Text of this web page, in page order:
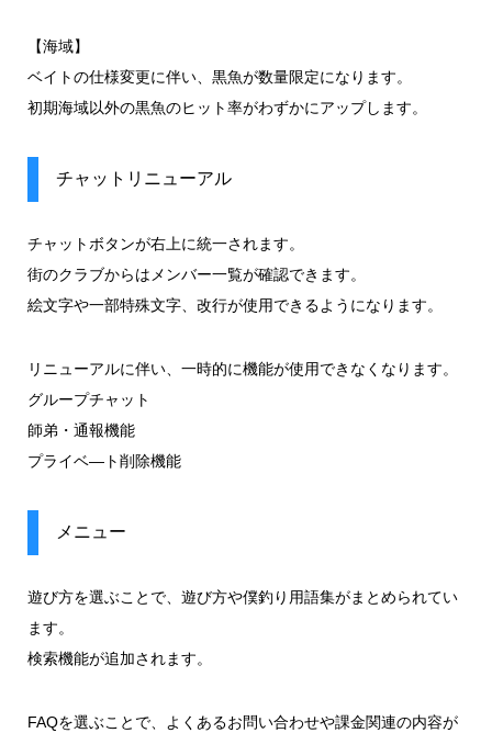
【海域】
ベイトの仕様変更に伴い、黒魚が数量限定になります。
初期海域以外の黒魚のヒット率がわずかにアップします。
チャットリニューアル
チャットボタンが右上に統一されます。
街のクラブからはメンバー一覧が確認できます。
絵文字や一部特殊文字、改行が使用できるようになります。
リニューアルに伴い、一時的に機能が使用できなくなります。
グループチャット
師弟・通報機能
プライベ―ト削除機能
メニュー
遊び方を選ぶことで、遊び方や僕釣り用語集がまとめられてい
ます。
検索機能が追加されます。
FAQを選ぶことで、よくあるお問い合わせや課金関連の内容が